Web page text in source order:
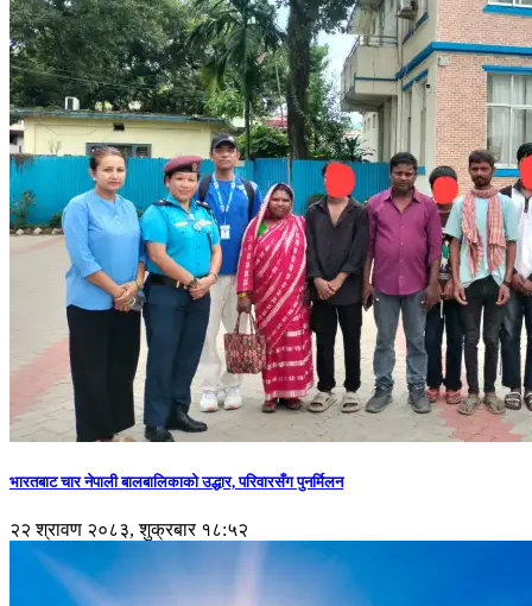
भारतबाट चार नेपाली बालबालिकाको उद्धार, परिवारसँग पुनर्मिलन
२२ श्रावण २०८३, शुक्रबार १८:५२